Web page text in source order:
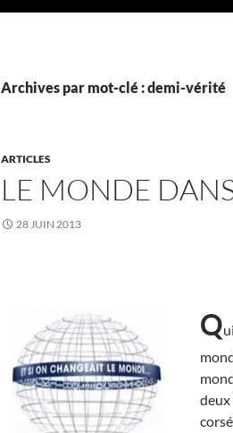
Archives par mot-clé : demi-vérité
ARTICLES
LE MONDE
28 JUIN 2013
Q
deux